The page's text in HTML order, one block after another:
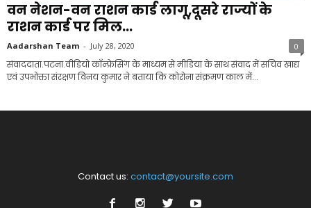
वन नेशन-वन राशन कार्ड लागू,दूसरे राज्यों के
राशन कार्ड पर मिल...
Aadarshan Team - July 28, 2020 0
संवाददाता.पटना.वीडियो कॉंन्फ्रेसिंग के माध्यम से मीडिया के साथ संवाद में सचिव खाद्य
एवं उपभोक्ता संरक्षण विनय कुमार ने बताया कि कोरोना संक्रमण काल में...
Contact us: contact@yoursite.com